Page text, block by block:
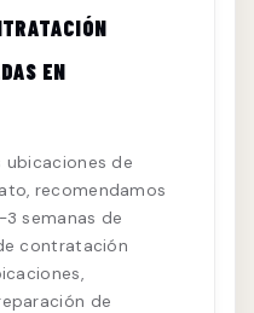
EN
ubicaciones de
recomendamos
semanas de
contratación
de